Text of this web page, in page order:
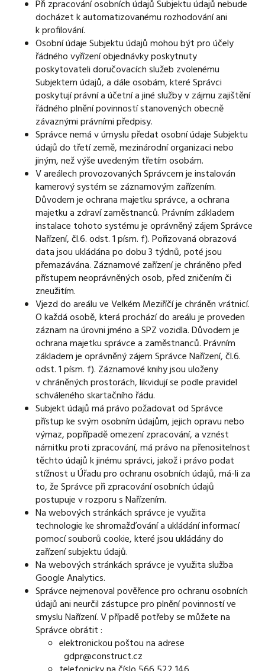
Při zpracování osobních údajů Subjektu údajů nebude
docházet k automatizovanému rozhodování ani
k profilování.
Osobní údaje Subjektu údajů mohou být pro účely
řádného vyřízení objednávky poskytnuty
poskytovateli doručovacích služeb zvolenému
Subjektem údajů, a dále osobám, které Správci
poskytují právní a účetní a jiné služby v zájmu zajištění
řádného plnění povinností stanovených obecně
závaznými právními předpisy.
Správce nemá v úmyslu předat osobní údaje Subjektu
údajů do třetí země, mezinárodní organizaci nebo
jiným, než výše uvedeným třetím osobám.
V areálech provozovaných Správcem je instalován
kamerový systém se záznamovým zařízením.
Důvodem je ochrana majetku správce, a ochrana
majetku a zdraví zaměstnanců. Právním základem
instalace tohoto systému je oprávněný zájem Správce
Nařízení, čl.6. odst. 1 písm. f). Pořizovaná obrazová
data jsou ukládána po dobu 3 týdnů, poté jsou
přemazávána. Záznamové zařízení je chráněno před
přístupem neoprávněných osob, před zničením či
zneužitím.
Vjezd do areálu ve Velkém Meziříčí je chráněn vrátnicí.
O každá osobě, která prochází do areálu je proveden
záznam na úrovni jméno a SPZ vozidla. Důvodem je
ochrana majetku správce a zaměstnanců. Právním
základem je oprávněný zájem Správce Nařízení, čl.6.
odst. 1 písm. f). Záznamové knihy jsou uloženy
v chráněných prostorách, likvidují se podle pravidel
schváleného skartačního řádu.
Subjekt údajů má právo požadovat od Správce
přístup ke svým osobním údajům, jejich opravu nebo
výmaz, popřípadě omezení zpracování, a vznést
námitku proti zpracování, má právo na přenositelnost
těchto údajů k jinému správci, jakož i právo podat
stížnost u Úřadu pro ochranu osobních údajů, má-li za
to, že Správce při zpracování osobních údajů
postupuje v rozporu s Nařízením.
Na webových stránkách správce je využita
technologie ke shromažďování a ukládání informací
pomocí souborů cookie, které jsou ukládány do
zařízení subjektu údajů.
Na webových stránkách správce je využita služba
Google Analytics.
Správce nejmenoval pověřence pro ochranu osobních
údajů ani neurčil zástupce pro plnění povinností ve
smyslu Nařízení. V případě potřeby se můžete na
Správce obrátit :
elektronickou poštou na adrese
gdpr@construct.cz